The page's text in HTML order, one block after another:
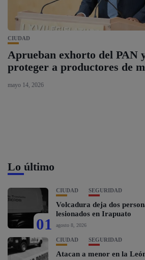
CIUDAD
Aprueban exhorto del PAN
proteger a productores de
mayo 14, 2026
Lo último
01
CIUDAD SEGURIDAD
Volcadura deja dos
lesionados en Irapuato
agosto 8, 2026
CIUDAD SEGURIDAD
Atacan a menor en la